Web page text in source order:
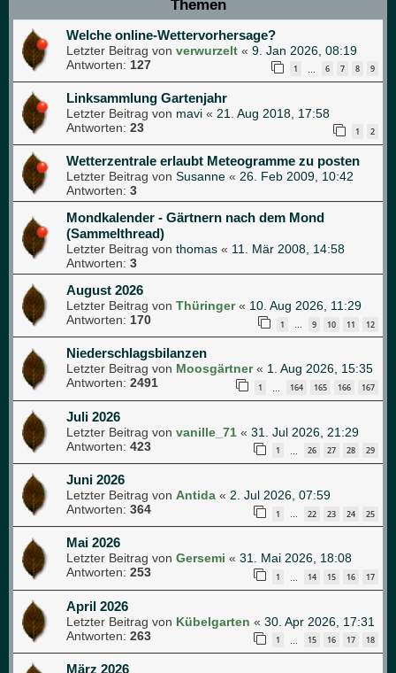
Themen
Welche online-Wettervorhersage?
Letzter Beitrag von verwurzelt « 9. Jan 2026, 08:19
Antworten: 127 1 6 7 8 9
Linksammlung Gartenjahr
Letzter Beitrag von mavi « 21. Aug 2018, 17:58
Antworten: 23 1 2
Wetterzentrale erlaubt Meteogramme zu posten
Letzter Beitrag von Susanne « 26. Feb 2009, 10:42
Antworten: 3
Mondkalender - Gärtnern nach dem Mond
(Sammelthread)
Letzter Beitrag von thomas « 11. Mär 2008, 14:58
Antworten: 3
August 2026
Letzter Beitrag von Thüringer« 10. Aug 2026, 11:29
Antworten: 170 1 … 9 10 11 12
Niederschlagsbilanzen
Letzter Beitrag von Moosgärtner« 1. Aug 2026, 15:35
Antworten: 2491 1 164 165 166 167
Juli 2026
Letzter Beitrag von vanille_71 « 31. Jul 2026, 21:29
Antworten: 423 1 … 26 27 28 29
Juni 2026
Letzter Beitrag von Antida « 2. Jul 2026, 07:59
Antworten: 364 1 … 22 23 24 25
Mai 2026
Letzter Beitrag von Gersemi « 31. Mai 2026, 18:08
Antworten: 253 1 14 15 16 17
April 2026
Letzter Beitrag von Kübelgarten « 30. Apr 2026, 17:31
Antworten: 263 1 15 16 17 18
März 2026